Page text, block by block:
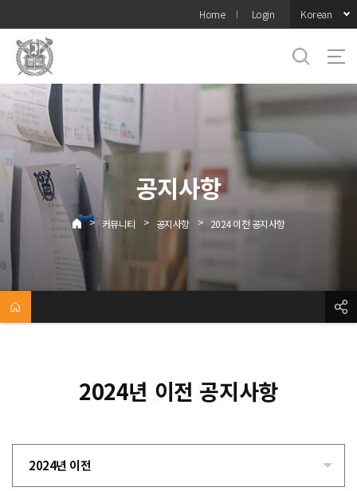
메뉴
Home Login Korean
공지사항
> 커뮤니티 > 공지사항 > 2024 이전 공지사항
2024년 이전 공지사항
2024년 이전